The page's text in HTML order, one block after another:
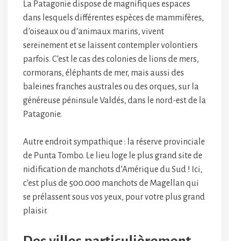
La Patagonie dispose de magnifiques espaces
dans lesquels différentes espèces de mammifères,
d’oiseaux ou d’animaux marins, vivent
sereinement et se laissent contempler volontiers
parfois. C’est le cas des colonies de lions de mers,
cormorans, éléphants de mer, mais aussi des
baleines franches australes ou des orques, sur la
généreuse péninsule Valdés, dans le nord-est de la
Patagonie.
Autre endroit sympathique : la réserve provinciale
de Punta Tombo. Le lieu loge le plus grand site de
nidification de manchots d’Amérique du Sud ! Ici,
c’est plus de 500.000 manchots de Magellan qui
se prélassent sous vos yeux, pour votre plus grand
plaisir.